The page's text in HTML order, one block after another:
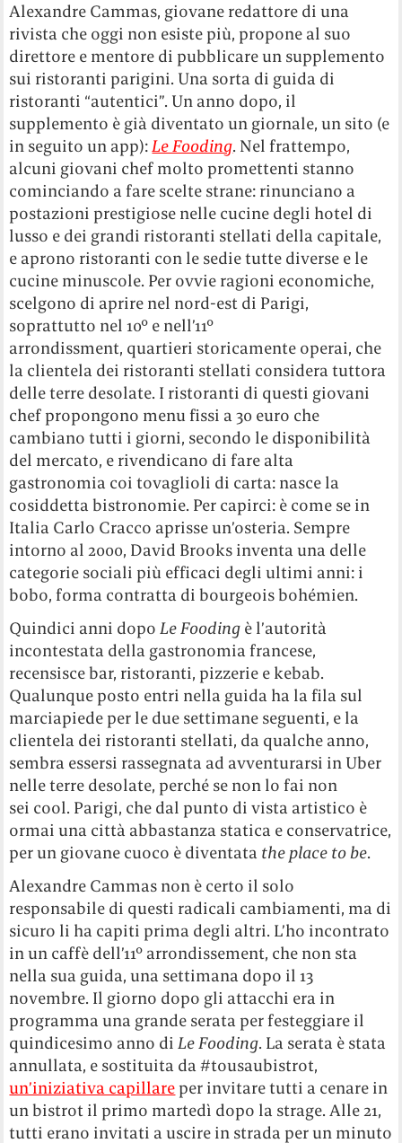
Alexandre Cammas, giovane redattore di una
rivista che oggi non esiste più, propone al suo
direttore e mentore di pubblicare un supplemento
sui ristoranti parigini. Una sorta di guida di
ristoranti “autentici”. Un anno dopo, il
supplemento è già diventato un giornale, un sito (e
in seguito un app):Le Fooding. Nel frattempo,
alcuni giovani chef molto promettenti stanno
cominciando a fare scelte strane: rinunciano a
postazioni prestigiose nelle cucine degli hotel di
lusso e dei grandi ristoranti stellati della capitale,
e aprono ristoranti con le sedie tutte diverse e le
cucine minuscole. Per ovvie ragioni economiche,
scelgono di aprire nel nord-est di Parigi,
soprattutto nel 10° e nell’11°
arrondissment, quartieri storicamente operai, che
la clientela dei ristoranti stellati considera tuttora
delle terre desolate. I ristoranti di questi giovani
chef propongono menu fissi a 30 euro che
cambiano tutti i giorni, secondo le disponibilità
del mercato, e rivendicano di fare alta
gastronomia coi tovaglioli di carta: nasce la
cosiddetta bistronomie. Per capirci: è come se in
Italia Carlo Cracco aprisse un’osteria. Sempre
intorno al 2000, David Brooks inventa una delle
categorie sociali più efficaci degli ultimi anni: i
bobo, forma contratta di bourgeois bohémien.
Quindici anni dopoLe Fooding è l’autorità
incontestata della gastronomia francese,
recensisce bar, ristoranti, pizzerie e kebab.
Qualunque posto entri nella guida ha la fila sul
marciapiede per le due settimane seguenti, e la
clientela dei ristoranti stellati, da qualche anno,
sembra essersi rassegnata ad avventurarsi in Uber
nelle terre desolate, perché se non lo fai non
sei cool. Parigi, che dal punto di vista artistico è
ormai una città abbastanza statica e conservatrice,
per un giovane cuoco è diventata the place to be.
Alexandre Cammas non è certo il solo
responsabile di questi radicali cambiamenti, ma di
sicuro li ha capiti prima degli altri. L’ho incontrato
in un caffè dell’11° arrondissement, che non sta
nella sua guida, una settimana dopo il 13
novembre. Il giorno dopo gli attacchi era in
programma una grande serata per festeggiare il
quindicesimo anno diLe Fooding. La serata è stata
annullata, e sostituita da #tousaubistrot,
un’iniziativa capillare per invitare tutti a cenare in
un bistrot il primo martedì dopo la strage. Alle 21,
tutti erano invitati a uscire in strada per un minuto